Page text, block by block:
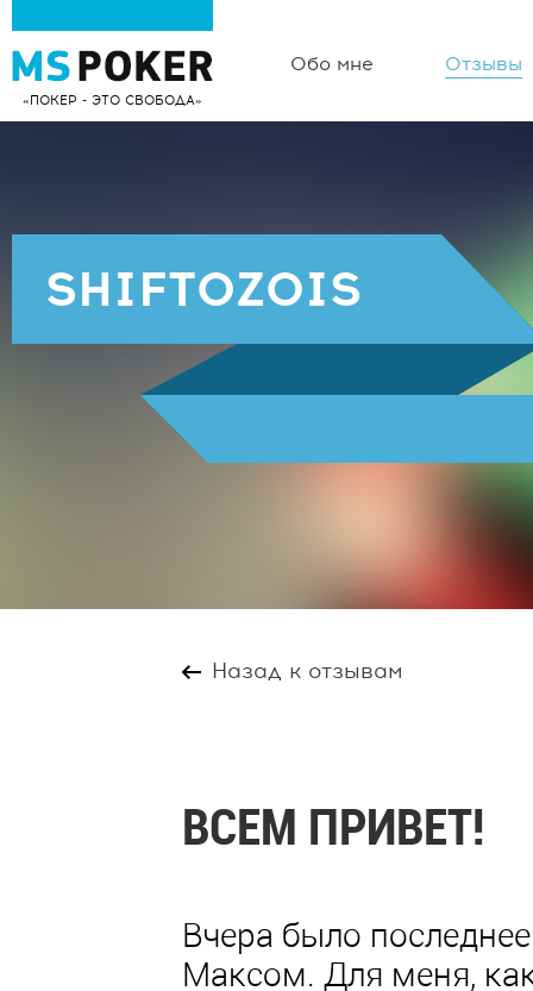
ПОКЕР - ЭТО СВОБОДА
Обо мне Отзывы
SHIFTOZOIS
Назад к отзывам
ВСЕМ ПРИВЕТ!
Вчера было
Максом. Для меня,